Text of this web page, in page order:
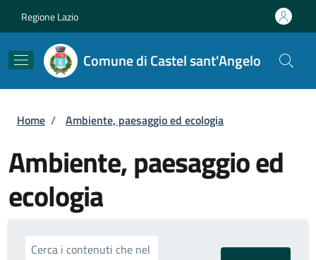
Regione Lazio
Comune di Castel sant'Angelo
Briciole di pane
Home / Ambiente, paesaggio ed ecologia
Ambiente, paesaggio ed
ecologia
Cerca i contenuti che nel